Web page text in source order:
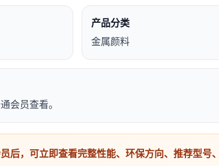
产品分类
金属颜料
会员查看。
后，可立即查看完整性能、环保方向、推荐型号